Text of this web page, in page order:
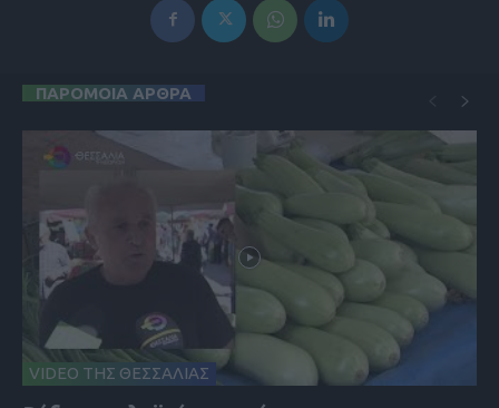
ΠΑΡΟΜΟΙΑ ΑΡΘΡΑ
VIDEO ΤΗΣ ΘΕΣΣΑΛΙΑΣ